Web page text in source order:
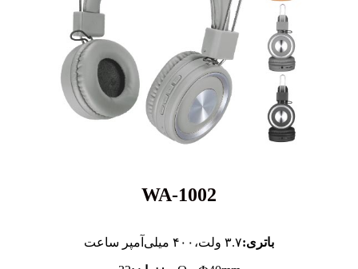
WA-1002
باتری:۳.۷ ولت، ۴۰۰ میلی‌آمپر ساعت